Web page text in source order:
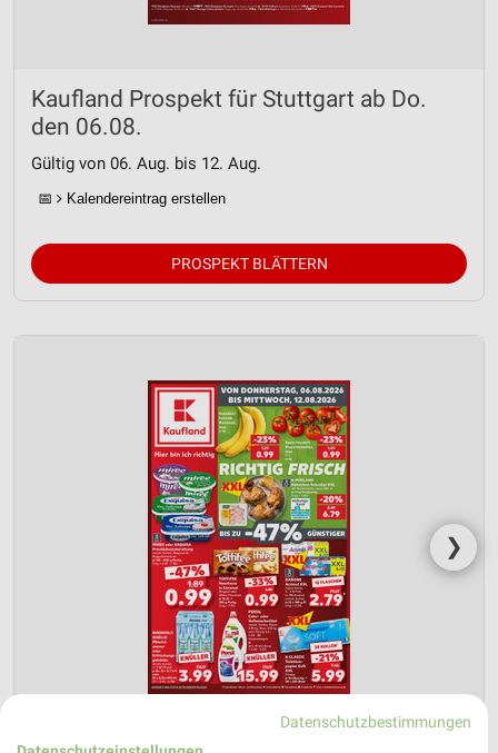
Kaufland Prospekt für Stuttgart ab Do.
den 06.08.
Gültig von 06. Aug. bis 12. Aug.
📅 Kalendereintrag erstellen
PROSPEKT BLÄTTERN
❯
Datenschutzbestimmungen